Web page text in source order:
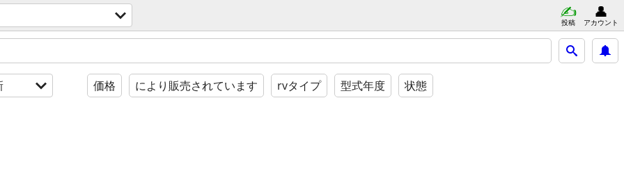
投稿 アカウント
価格 により販売されています rvタイプ 型式年度 状態